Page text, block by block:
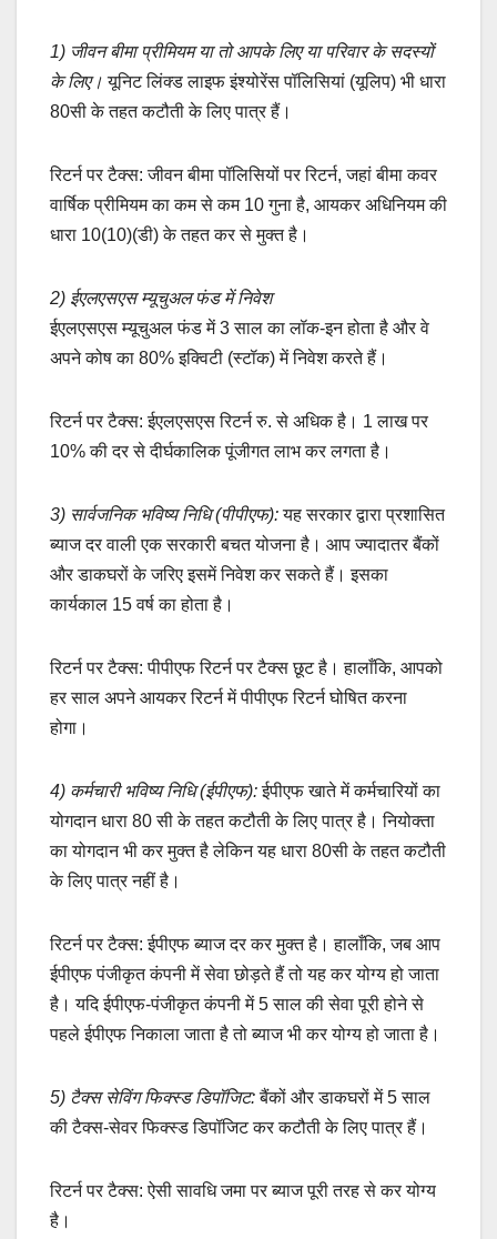
1) जीवन बीमा प्रीमियम या तो आपके लिए या परिवार के सदस्यों
के लिए। यूनिट लिंक्ड लाइफ इंश्योरेंस पॉलिसियां ​​(यूलिप) भी धारा
80सी के तहत कटौती के लिए पात्र हैं।
रिटर्न पर टैक्स: जीवन बीमा पॉलिसियों पर रिटर्न, जहां बीमा कवर
वार्षिक प्रीमियम का कम से कम 10 गुना है, आयकर अधिनियम की
धारा 10(10)(डी) के तहत कर से मुक्त है।
2) ईएलएसएस म्यूचुअल फंड में निवेश
ईएलएसएस म्यूचुअल फंड में 3 साल का लॉक-इन होता है और वे
अपने कोष का 80% इक्विटी (स्टॉक) में निवेश करते हैं।
रिटर्न पर टैक्स: ईएलएसएस रिटर्न रु. से अधिक है। 1 लाख पर
10% की दर से दीर्घकालिक पूंजीगत लाभ कर लगता है।
3) सार्वजनिक भविष्य निधि (पीपीएफ):यह सरकार द्वारा प्रशासित
ब्याज दर वाली एक सरकारी बचत योजना है। आप ज्यादातर बैंकों
और डाकघरों के जरिए इसमें निवेश कर सकते हैं। इसका
कार्यकाल 15 वर्ष का होता है।
रिटर्न पर टैक्स: पीपीएफ रिटर्न पर टैक्स छूट है। हालाँकि, आपको
हर साल अपने आयकर रिटर्न में पीपीएफ रिटर्न घोषित करना
होगा।
4) कर्मचारी भविष्य निधि (ईपीएफ):ईपीएफ खाते में कर्मचारियों का
योगदान धारा 80 सी के तहत कटौती के लिए पात्र है। नियोक्ता
का योगदान भी कर मुक्त है लेकिन यह धारा 80सी के तहत कटौती
के लिए पात्र नहीं है।
रिटर्न पर टैक्स: ईपीएफ ब्याज दर कर मुक्त है। हालाँकि, जब आप
ईपीएफ पंजीकृत कंपनी में सेवा छोड़ते हैं तो यह कर योग्य हो जाता
है। यदि ईपीएफ-पंजीकृत कंपनी में 5 साल की सेवा पूरी होने से
पहले ईपीएफ निकाला जाता है तो ब्याज भी कर योग्य हो जाता है।
5) टैक्स सेविंग फिक्स्ड डिपॉजिट:बैंकों और डाकघरों में 5 साल
की टैक्स-सेवर फिक्स्ड डिपॉजिट कर कटौती के लिए पात्र हैं।
रिटर्न पर टैक्स: ऐसी सावधि जमा पर ब्याज पूरी तरह से कर योग्य
है।